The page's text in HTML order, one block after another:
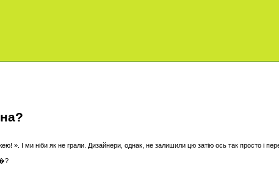
». І ми ніби як не грали. Дизайнери, однак, не залишили цю затію ось так просто і